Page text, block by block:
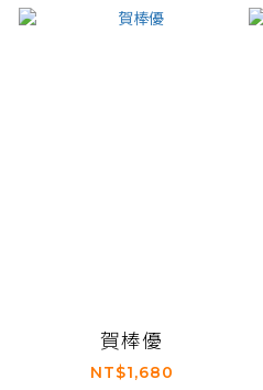
賀棒優
NT$1,680